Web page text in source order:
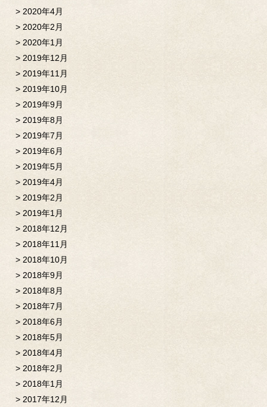
2020年4月
2020年2月
2020年1月
2019年12月
2019年11月
2019年10月
2019年9月
2019年8月
2019年7月
2019年6月
2019年5月
2019年4月
2019年2月
2019年1月
2018年12月
2018年11月
2018年10月
2018年9月
2018年8月
2018年7月
2018年6月
2018年5月
2018年4月
2018年2月
2018年1月
2017年12月